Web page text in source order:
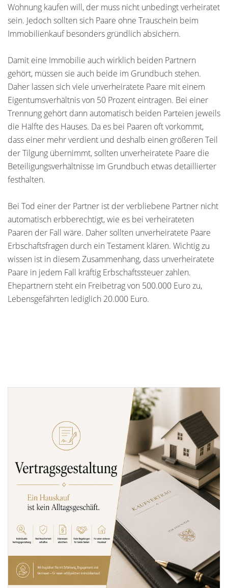
Wohnung kaufen will, der muss nicht unbedingt verheiratet
sein. Jedoch sollten sich Paare ohne Trauschein beim
Immobilienkauf besonders gründlich absichern.
Damit eine Immobilie auch wirklich beiden Partnern
gehört, müssen sie auch beide im Grundbuch stehen.
Daher lassen sich viele unverheiratete Paare mit einem
Eigentumsverhältnis von 50 Prozent eintragen. Bei einer
Trennung gehört dann automatisch beiden Parteien jeweils
die Hälfte des Hauses. Da es bei Paaren oft vorkommt,
dass einer mehr verdient und deshalb einen größeren Teil
der Tilgung übernimmt, sollten unverheiratete Paare die
Beteiligungsverhältnisse im Grundbuch etwas detaillierter
festhalten.
Bei Tod einer der Partner ist der verbliebene Partner nicht
automatisch erbberechtigt, wie es bei verheirateten
Paaren der Fall wäre. Daher sollten unverheiratete Paare
Erbschaftsfragen durch ein Testament klären. Wichtig zu
wissen ist in diesem Zusammenhang, dass unverheiratete
Paare in jedem Fall kräftig Erbschaftssteuer zahlen.
Ehepartnern steht ein Freibetrag von 500.000 Euro zu,
Lebensgefährten lediglich 20.000 Euro.